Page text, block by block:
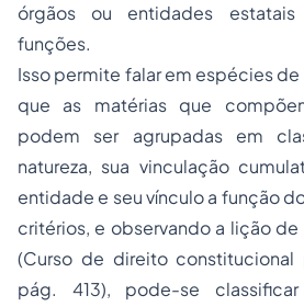
órgãos ou entidades estatais
funções.
Isso permite falar em espécies
que as matérias que
podem ser agrupadas em
natureza, sua vinculação
entidade e seu vínculo a função
critérios, e observando a lição de
(Curso de direito constitucional
pág. 413), pode-se